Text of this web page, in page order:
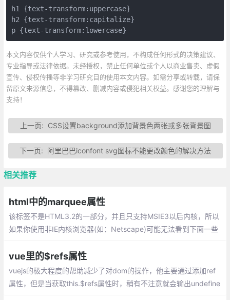
h1 {text-transform:uppercase}
h2 {text-transform:capitalize}
p {text-transform:lowercase}
本文内容仅供个人学习、研究或参考使用，不构成任何形式的决策建议、
专业指导或法律依据。未经授权，禁止任何单位或个人以商业售卖、虚假
宣传、侵权传播等非学习研究目的使用本文内容。如需分享或转载，请保
留原文来源信息，不得篡改、删减内容或侵犯相关权益。感谢您的理解与
支持！
上一页: CSS设置background添加背景色两张或多张背景图
下一页: 阿里巴巴iconfont svg图标不能更改颜色的解决方法
相关推荐
html中的marquee属性
该标签不是HTML3.2的一部分，并且只支持MSIE3以后内核，所以
如果你使用非IE内核浏览器(如：Netscape)可能无法看到下面一些
vue里的$refs属性
vuejs的极大程度的帮助减少了对dom的操作，他主要通过添加ref
属性，但是当获取this.$refs属性时，稍有不注意就会输出undefine